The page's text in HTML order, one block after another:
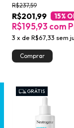
R$201,99
R$237,59
15%
3 xdeR$67,33 sem
R$195,93 com
GRÁTIS